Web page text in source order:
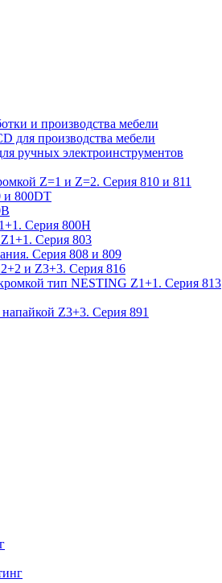
и производства мебели
для производства мебели
ручных электроинструментов
Z=1 и Z=2. Серия 810 и 811
и 800DT
Серия 800H
Серия 803
Серия 808 и 809
и Z3+3. Серия 816
тип NESTING Z1+1. Серия 813
Z3+3. Серия 891